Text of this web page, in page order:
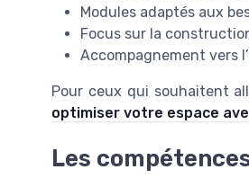
Modules adaptés aux
Focus sur la
Accompagnement vers
Pour ceux qui souhaitent
optimiser votre espace
Les